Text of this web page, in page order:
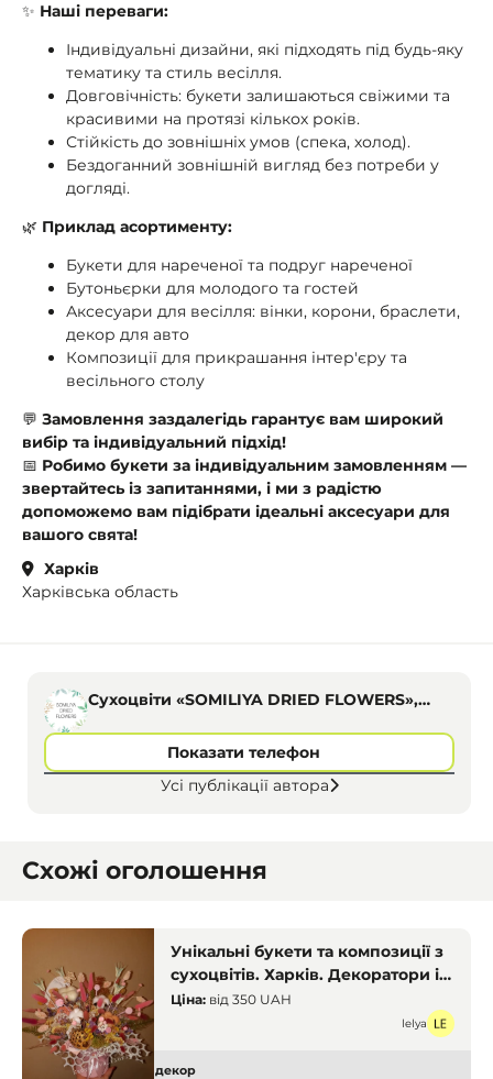
✨ Наші переваги:
Індивідуальні дизайни, які підходять під будь-яку
тематику та стиль весілля.
Довговічність: букети залишаються свіжими та
красивими на протязі кількох років.
Стійкість до зовнішніх умов (спека, холод).
Бездоганний зовнішній вигляд без потреби у
догляді.
🌿 Приклад асортименту:
Букети для нареченої та подруг нареченої
Бутоньєрки для молодого та гостей
Аксесуари для весілля: вінки, корони, браслети,
декор для авто
Композиції для прикрашання інтер'єру та
весільного столу
💬 Замовлення заздалегідь гарантує вам широкий
вибір та індивідуальний підхід!
📅 Робимо букети за індивідуальним замовленням —
звертайтесь із запитаннями, і ми з радістю
допоможемо вам підібрати ідеальні аксесуари для
вашого свята!
Харків
Харківська область
Сухоцвіти «SOMILIYA DRIED FLOWERS»,
Показати телефон
Усі публікації автора
Схожі оголошення
Унікальні букети та композиції з
сухоцвітів. Харків. Декоратори і
флористи
Ціна: від 350 UAH
lelya
Оформлення та декор